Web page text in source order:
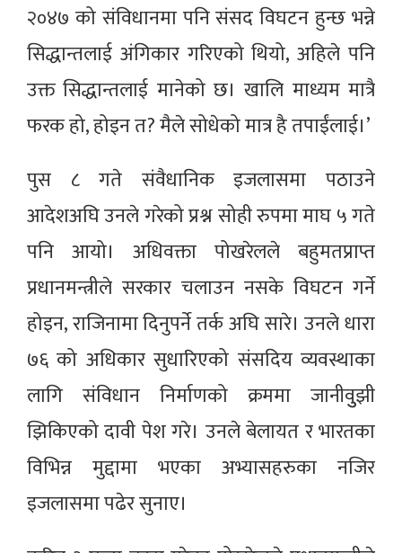
२०४७ को संविधानमा पनि संसद विघटन हुन्छ भन्ने
सिद्धान्तलाई अंगिकार गरिएको थियो, अहिले पनि
उक्त सिद्धान्तलाई मानेको छ। खालि माध्यम मात्रै
फरक हो, होइन त? मैले सोधेको मात्र है तपाईंलाई।’
पुस ८ गते संवैधानिक इजलासमा पठाउने
आदेशअघि उनले गरेको प्रश्न सोही रुपमा माघ ५ गते
पनि आयो। अधिवक्ता पोखरेलले बहुमतप्राप्त
प्रधानमन्त्रीले सरकार चलाउन नसके विघटन गर्ने
होइन, राजिनामा दिनुपर्ने तर्क अघि सारे। उनले धारा
७६ को अधिकार सुधारिएको संसदिय व्यवस्थाका
लागि संविधान निर्माणको क्रममा जानीवुुझी
झिकिएको दावी पेश गरे। उनले बेलायत र भारतका
विभिन्न मुद्दामा भएका अभ्यासहरुका नजिर
इजलासमा पढेर सुनाए।